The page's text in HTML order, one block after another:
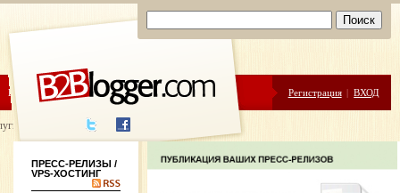
ЦЕНЫ ПОМОЩЬ Регистрация | ВХОД
написания
ПРЕСС-РЕЛИЗЫ /
VPS-ХОСТИНГ